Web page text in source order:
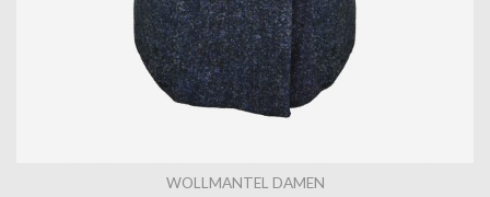
WOLLMANTEL DAMEN